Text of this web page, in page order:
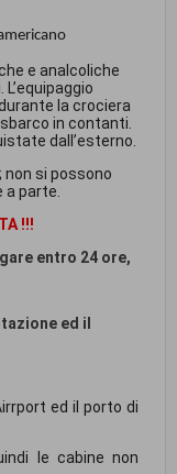
e analcoliche
la crociera
in contanti.
dall’esterno.
non si possono
a parte.
!!!
entro 24 ore,
ed il
ed il porto di
le cabine non